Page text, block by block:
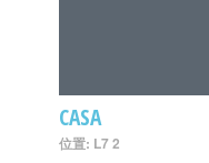
CASA
位置: L7 2